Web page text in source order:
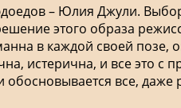
– Юлия Джули.
этого образа
в каждой своей позе,
истерична, и все это с
все, даже